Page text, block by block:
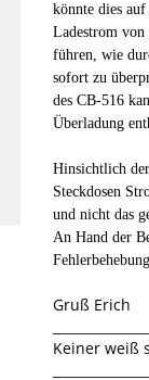
könnte dies
Ladestrom von
führen, wie
sofort zu
des CB-516
Überladung
Hinsichtlich
Steckdosen
und nicht das
An Hand der
Gruß Erich
Keiner weiß